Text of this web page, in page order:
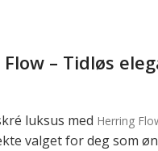
– Tidløs
luksus med Herring
valget for deg som